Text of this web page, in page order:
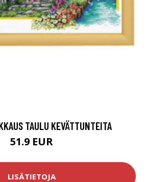
TAULU KEVÄTTUNTEITA
51.9 EUR
LISÄTIETOJA